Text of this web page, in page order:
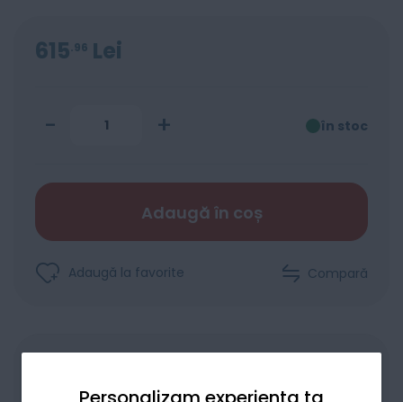
615 96 Lei
- + în stoc
Adaugă în coș
Adaugă la favorite Compară